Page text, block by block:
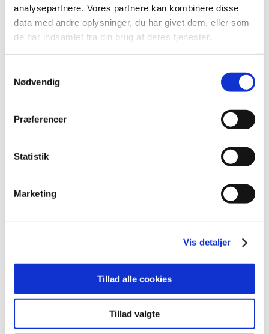
analysepartnere. Vores partnere kan kombinere disse
data med andre oplysninger, du har givet dem, eller som
de har indsamlet fra din brug af deres tjenester.
Nødvendig
Præferencer
Statistik
Marketing
Vis detaljer
Tillad alle cookies
Tillad valgte
december (4)
november (4)
oktober (2)
juni (9)
marts (2)
januar (3)
2011 (13)